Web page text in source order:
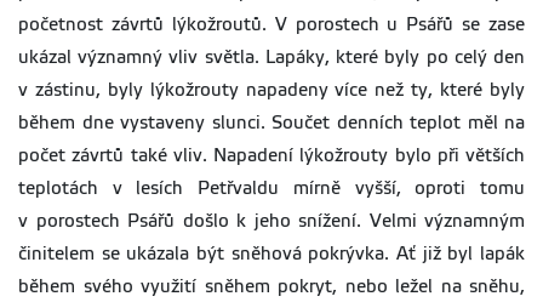
početnost závrtů lýkožroutů. V porostech u Psářů se zase
ukázal významný vliv světla. Lapáky, které byly po celý den
v zástinu, byly lýkožrouty napadeny více než ty, které byly
během dne vystaveny slunci. Součet denních teplot měl na
počet závrtů také vliv. Napadení lýkožrouty bylo při větších
teplotách v lesích Petřvaldu mírně vyšší, oproti tomu
v porostech Psářů došlo k jeho snížení. Velmi významným
činitelem se ukázala být sněhová pokrývka. Ať již byl lapák
během svého využití sněhem pokryt, nebo ležel na sněhu,